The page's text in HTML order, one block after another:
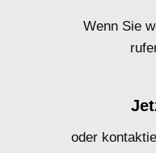
Wenn Sie
oder